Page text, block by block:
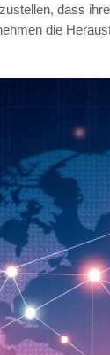
dass
die